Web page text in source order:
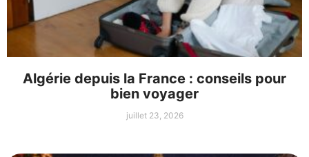
Algérie depuis la France : conseils pour
bien voyager
juillet 23, 2026